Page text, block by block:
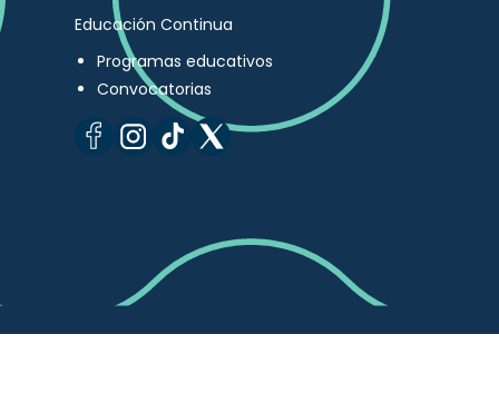
Educación Continua
Programas educativos
Convocatorias